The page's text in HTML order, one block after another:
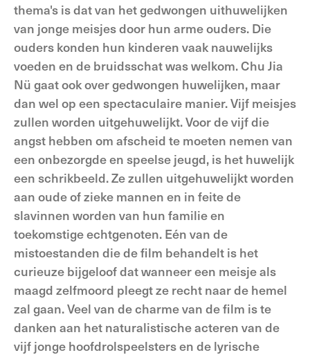
thema's is dat van het gedwongen uithuwelijken
van jonge meisjes door hun arme ouders. Die
ouders konden hun kinderen vaak nauwelijks
voeden en de bruidsschat was welkom. Chu Jia
Nü gaat ook over gedwongen huwelijken, maar
dan wel op een spectaculaire manier. Vijf meisjes
zullen worden uitgehuwelijkt. Voor de vijf die
angst hebben om afscheid te moeten nemen van
een onbezorgde en speelse jeugd, is het huwelijk
een schrikbeeld. Ze zullen uitgehuwelijkt worden
aan oude of zieke mannen en in feite de
slavinnen worden van hun familie en
toekomstige echtgenoten. Eén van de
mistoestanden die de film behandelt is het
curieuze bijgeloof dat wanneer een meisje als
maagd zelfmoord pleegt ze recht naar de hemel
zal gaan. Veel van de charme van de film is te
danken aan het naturalistische acteren van de
vijf jonge hoofdrolspeelsters en de lyrische